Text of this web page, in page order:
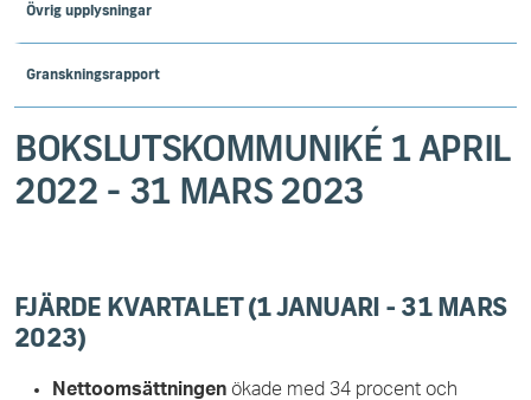
Övrig upplysningar
Granskningsrapport
BOKSLUTSKOMMUNIKÉ 1 APRIL
2022 - 31 MARS 2023
FJÄRDE KVARTALET (1 JANUARI - 31 MARS
2023)
Nettoomsättningen ökade med 34 procent och